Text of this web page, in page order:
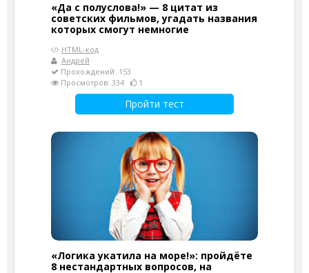
«Да с полуслова!» — 8 цитат из
советских фильмов, угадать названия
которых смогут немногие
HTML-код
Андрей
Прохождений: 153
Просмотров: 334
1
Пройти тест
«Логика укатила на море!»: пройдёте
8 нестандартных вопросов, на